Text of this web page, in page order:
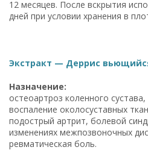
12 месяцев. После вскрытия
дней при условии хранения в
Экстракт — Деррис
Назначение:
остеоартроз коленного
воспаление околосуставных
подострый артрит, болевой
изменениях межпозвоночных
ревматическая боль.